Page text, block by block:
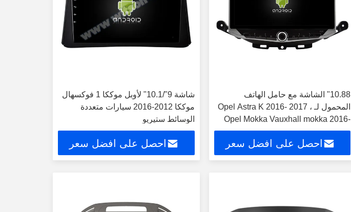
10.88" الشاشة مع حامل الهاتف
المحمول لـ Opel Astra K 2016- 2017 ،
Opel Mokka Vauxhall mokka 2016-
2018
احصل على افضل سعر
شاشة 9"/10.1" لأوبل موككا 1 فوكسهال
موككا 2012-2016 سيارات متعددة
الوسائط ستيريو
احصل على افضل سعر